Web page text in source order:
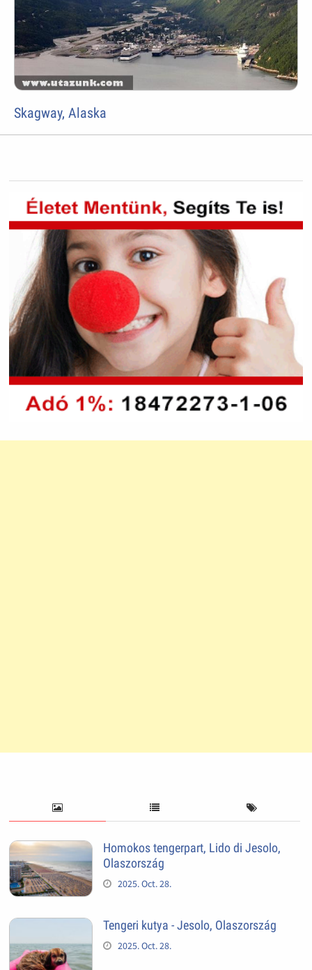
Skagway, Alaska
Homokos tengerpart, Lido di Jesolo,
Olaszország
2025. Oct. 28.
Tengeri kutya - Jesolo, Olaszország
2025. Oct. 28.